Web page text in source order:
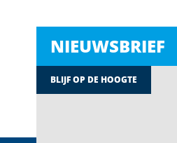
NIEUWSBRIEF
BLIJF OP DE HOOGTE